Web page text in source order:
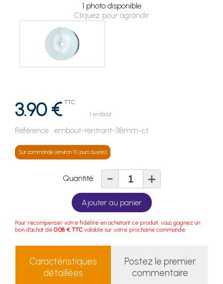
1 photo disponible
Cliquez pour agrandir
3.90 € TTC
1 embout
Référence : embout-rentrant-38mm-ct
Sur commande (environ 10 jours ouvrés)
Quantité - +
Ajouter au panier
Pour récompenser votre fidélité en achetant ce produit, vous gagnez un
bon d'achat de 0.08 € TTC valable sur votre prochaine commande.
Caractéristiques
détaillées
Postez le premier
commentaire